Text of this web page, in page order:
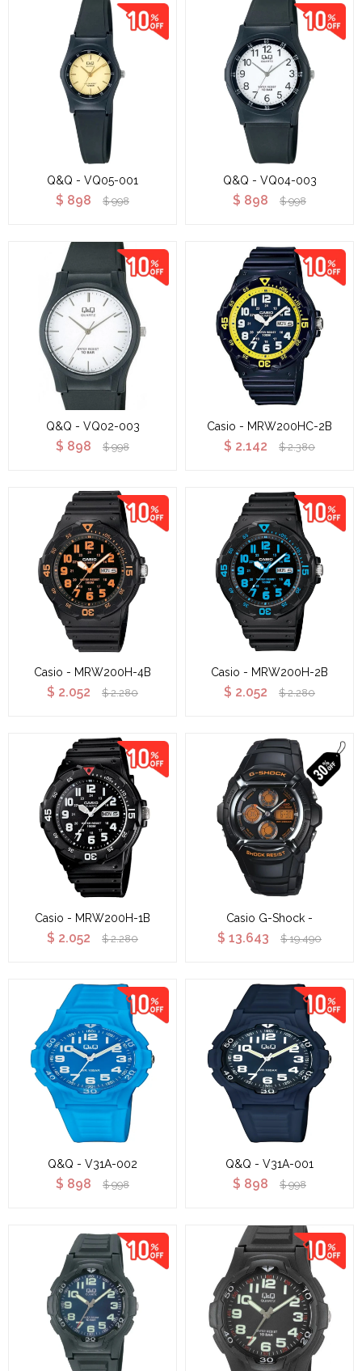
Q&Q - VQ05-001
$ 898 $ 998
Q&Q - VQ04-003
$ 898 $ 998
Q&Q - VQ02-003
$ 898 $ 998
Casio - MRW200HC-2B
$ 2.142 $ 2.380
Casio - MRW200H-4B
$ 2.052 $ 2.280
Casio - MRW200H-2B
$ 2.052 $ 2.280
Casio - MRW200H-1B
$ 2.052 $ 2.280
Casio G-Shock -
$ 13.643 $ 19.490
Q&Q - V31A-002
$ 898 $ 998
Q&Q - V31A-001
$ 898 $ 998